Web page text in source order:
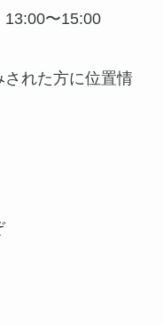
れた方に位置情